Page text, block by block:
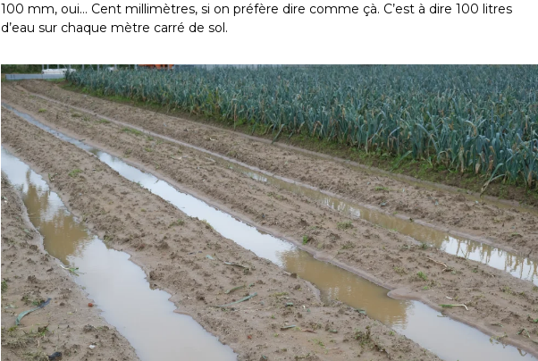
100 mm, oui… Cent millimètres, si on préfère dire comme çà. C’est à dire 100 litres
d’eau sur chaque mètre carré de sol.